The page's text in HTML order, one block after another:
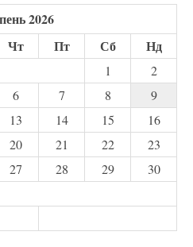
2026
Чт Пт Сб Нд
1
2
6 7 8
9
13 14 15
16
20 21 22
23
27 28 29
30